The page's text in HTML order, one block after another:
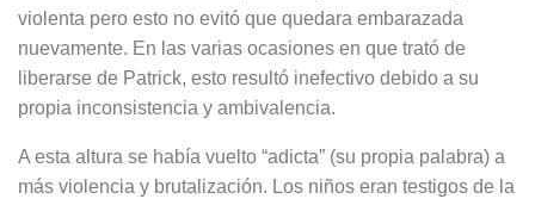
violenta pero esto no evitó que quedara embarazada
nuevamente. En las varias ocasiones en que trató de
liberarse de Patrick, esto resultó inefectivo debido a su
propia inconsistencia y ambivalencia.
A esta altura se había vuelto “adicta” (su propia palabra) a
más violencia y brutalización. Los niños eran testigos de la